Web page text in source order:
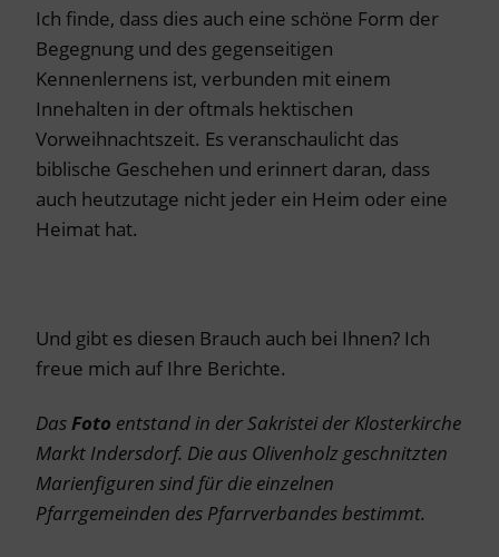
Ich finde, dass dies auch eine schöne Form der
Begegnung und des gegenseitigen
Kennenlernens ist, verbunden mit einem
Innehalten in der oftmals hektischen
Vorweihnachtszeit. Es veranschaulicht das
biblische Geschehen und erinnert daran, dass
auch heutzutage nicht jeder ein Heim oder eine
Heimat hat.
Und gibt es diesen Brauch auch bei Ihnen? Ich
freue mich auf Ihre Berichte.
DasFoto entstand in der Sakristei der Klosterkirche
Markt Indersdorf. Die aus Olivenholz geschnitzten
Marienfiguren sind für die einzelnen
Pfarrgemeinden des Pfarrverbandes bestimmt.